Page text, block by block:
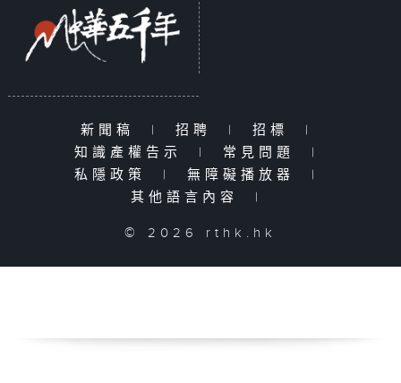
新聞稿 | 招聘 | 招標
|
知識產權告示
| 常見問題
|
私隱政策
| 無障礙播放器
|
其他語言內容
|
© 2026 rthk.hk